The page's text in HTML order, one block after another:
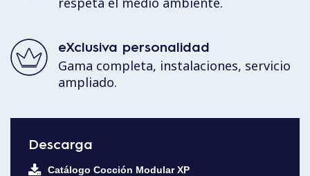
eXclusiva personalidad
Gama completa, instalaciones, servicio
ampliado.
Descarga
Catálogo Cocción Modular XP